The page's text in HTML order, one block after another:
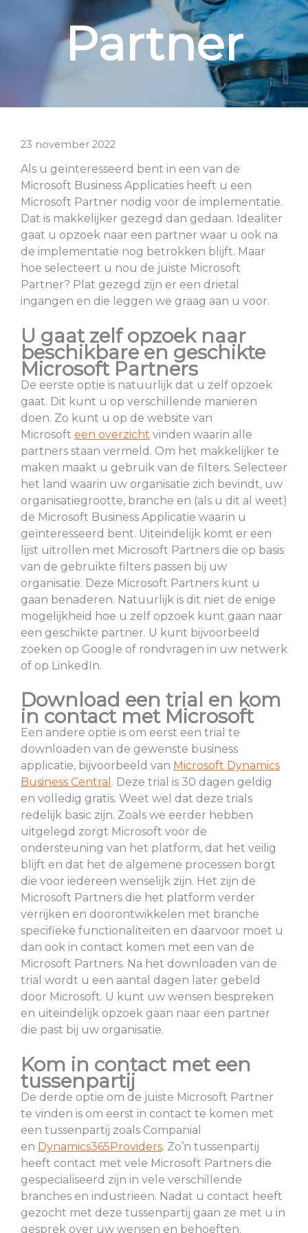
Partner
23 november 2022
Als u geïnteresseerd bent in een van de
Microsoft Business Applicaties heeft u een
Microsoft Partner nodig voor de implementatie.
Dat is makkelijker gezegd dan gedaan. Idealiter
gaat u opzoek naar een partner waar u ook na
de implementatie nog betrokken blijft. Maar
hoe selecteert u nou de juiste Microsoft
Partner? Plat gezegd zijn er een drietal
ingangen en die leggen we graag aan u voor.
U gaat zelf opzoek naar
beschikbare en geschikte
Microsoft Partners
De eerste optie is natuurlijk dat u zelf opzoek
gaat. Dit kunt u op verschillende manieren
doen. Zo kunt u op de website van
Microsoft een overzicht vinden waarin alle
partners staan vermeld. Om het makkelijker te
maken maakt u gebruik van de filters. Selecteer
het land waarin uw organisatie zich bevindt, uw
organisatiegrootte, branche en (als u dit al weet)
de Microsoft Business Applicatie waarin u
geïnteresseerd bent. Uiteindelijk komt er een
lijst uitrollen met Microsoft Partners die op basis
van de gebruikte filters passen bij uw
organisatie. Deze Microsoft Partners kunt u
gaan benaderen. Natuurlijk is dit niet de enige
mogelijkheid hoe u zelf opzoek kunt gaan naar
een geschikte partner. U kunt bijvoorbeeld
zoeken op Google of rondvragen in uw netwerk
of op LinkedIn.
Download een trial en kom
in contact met Microsoft
Een andere optie is om eerst een trial te
downloaden van de gewenste business
applicatie, bijvoorbeeld van Microsoft Dynamics
Business Central . Deze trial is 30 dagen geldig
en volledig gratis. Weet wel dat deze trials
redelijk basic zijn. Zoals we eerder hebben
uitgelegd zorgt Microsoft voor de
ondersteuning van het platform, dat het veilig
blijft en dat het de algemene processen borgt
die voor iedereen wenselijk zijn. Het zijn de
Microsoft Partners die het platform verder
verrijken en doorontwikkelen met branche
specifieke functionaliteiten en daarvoor moet u
dan ook in contact komen met een van de
Microsoft Partners. Na het downloaden van de
trial wordt u een aantal dagen later gebeld
door Microsoft. U kunt uw wensen bespreken
en uiteindelijk opzoek gaan naar een partner
die past bij uw organisatie.
Kom in contact met een
tussenpartij
De derde optie om de juiste Microsoft Partner
te vinden is om eerst in contact te komen met
een tussenpartij zoals Companial
en Dynamics365Providers. Zo’n tussenpartij
heeft contact met vele Microsoft Partners die
gespecialiseerd zijn in vele verschillende
branches en industrieën. Nadat u contact heeft
gezocht met deze tussenpartij gaan ze met u in
gesprek over uw wensen en behoeften.